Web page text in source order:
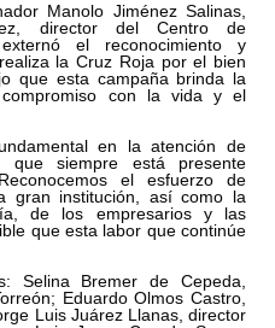
Manolo Jiménez Salinas,
director del Centro de
el reconocimiento y
la Cruz Roja por el bien
que esta campaña brinda la
con la vida y el
en la atención de
que siempre está presente
el esfuerzo de
gran institución, así como la
de los empresarios y las
que esta labor que continúe
Selina Bremer de Cepeda,
Eduardo Olmos Castro,
Luis Juárez Llanas, director